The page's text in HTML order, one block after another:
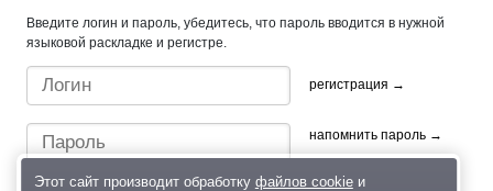
Введите логин и пароль, убедитесь, что пароль вводится в нужной
языковой раскладке и регистре.
регистрация →
напомнить пароль →
Этот сайт производит обработку файлов cookieи